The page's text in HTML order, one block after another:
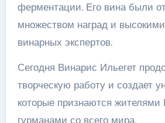
ферментации. Его вина были
множеством наград и
винарных экспертов.
Сегодня Винарис Ильегет
творческую работу и создает
которые признаются жителями
гурманами со всего мира.